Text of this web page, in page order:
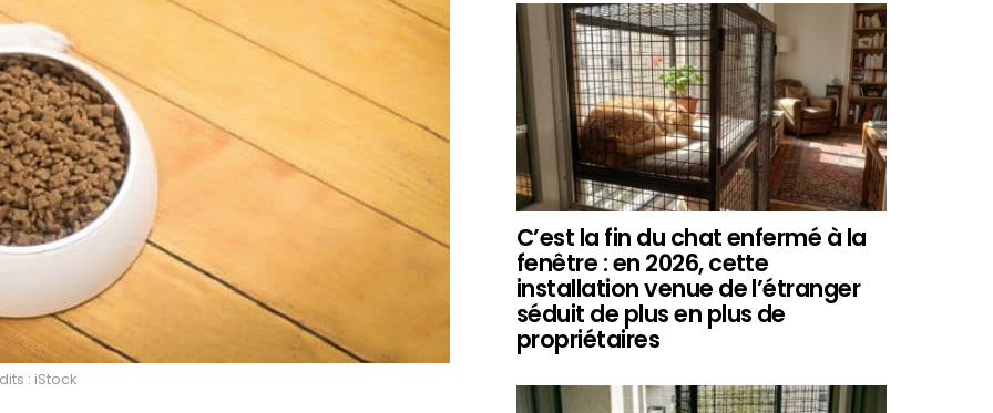
: iStock
C’est la fin du chat enfermé à la
fenêtre : en 2026, cette
installation venue de l’étranger
séduit de plus en plus de
propriétaires